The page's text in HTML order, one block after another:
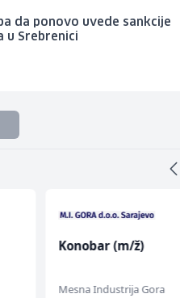
da ponovo uvede sankcije
u Srebrenici
Konobar (m/ž)
Mesna Industrija Gora